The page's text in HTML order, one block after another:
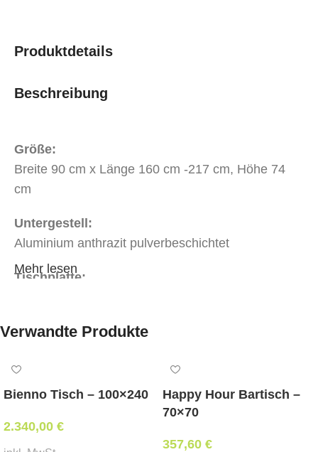
Produktdetails
Beschreibung
Größe:
Breite 90 cm x Länge 160 cm -217 cm, Höhe 74
cm
Untergestell:
Aluminium anthrazit pulverbeschichtet
Tischplatte:
ja
1 Stk
Mehr lesen
Verwandte Produkte
Bienno Tisch – 100×240
2.340,00 €
Happy Hour Bartisch –
70×70
357,60 €